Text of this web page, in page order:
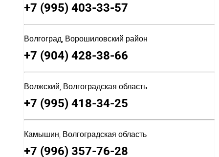
+7 (995) 403-33-57
Волгоград, Ворошиловский район
+7 (904) 428-38-66
Волжский, Волгоградская область
+7 (995) 418-34-25
Камышин, Волгоградская область
+7 (996) 357-76-28